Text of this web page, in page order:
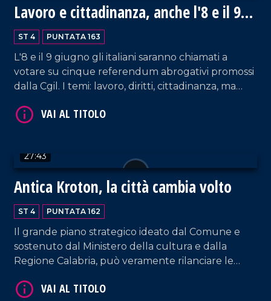
Lavoro e cittadinanza, anche l'8 e il 9
Giugno si vota
ST 4 PUNTATA 163
L'8 e il 9 giugno gli italiani saranno chiamati a
votare su cinque referendum abrogativi promossi
dalla Cgil. I temi: lavoro, diritti, cittadinanza, ma
segretario regionale della Cgil Calabria, Gianfranco
27:43
Antica Kroton, la città cambia volto
ST 4 PUNTATA 162
Il grande piano strategico ideato dal Comune e
sostenuto dal Ministero della cultura e dalla
Regione Calabria, può veramente rilanciare le
investimenti per riportare alla luce l'antica città
VAI AL TITOLO